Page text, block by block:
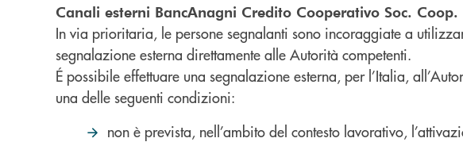
Canali esterni BancAnagni Credito Cooperativo Soc. Coop.
In via prioritaria, le persone segnalanti sono incoraggiate a
segnalazione esterna direttamente alle Autorità competenti.
É possibile effettuare una segnalazione esterna, per l’Italia,
una delle seguenti condizioni:
non è prevista, nell’ambito del contesto lavorativo,